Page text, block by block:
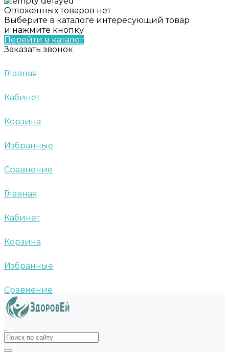
Отложенных товаров нет
Выберите в каталоге интересующий товар
и нажмите кнопку
Перейти в каталог
Заказать звонок
Главная
Кабинет
Корзина
Избранные
Сравнение
Главная
Кабинет
Корзина
Избранные
Сравнение